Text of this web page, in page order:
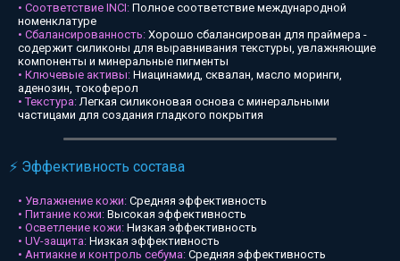
• Соответствие INCI: Полное соответствие международной
номенклатуре
• Сбалансированность: Хорошо сбалансирован для праймера -
содержит силиконы для выравнивания текстуры, увлажняющие
компоненты и минеральные пигменты
• Ключевые активы: Ниацинамид, сквалан, масло моринги,
аденозин, токоферол
• Текстура:Легкая силиконовая основа с минеральными
частицами для создания гладкого покрытия
⚡ Эффективность состава
• Увлажнение кожи: Средняя эффективность
• Питание кожи: Высокая эффективность
• Осветление кожи: Низкая эффективность
• UV-защита: Низкая эффективность
• Антиакне и контроль себума: Средняя эффективность